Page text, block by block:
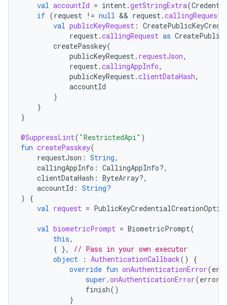
val accountId = intent.getStringExtra(
if (request != null && request.callingRequest
val publicKeyRequest :
request.callingRequest as
createPasskey(
publicKeyRequest. requestJson,
request.callingAppInfo,
publicKeyRequest.clientDataHash,
accountId
)
}
}
@SuppressLint( "RestrictedApi" )
fun createPasskey(
requestJson : String,
callingAppInfo : CallingAppInfo?,
clientDataHash : ByteArray?,
accountId : String?
)
{
val request =
val biometricPrompt = BiometricPrompt(
this,
{ },
// Pass in your own executor
object
: AuthenticationCallback()
{
override fun onAuthenticationError(
super .onAuthenticationError(
finish()
}